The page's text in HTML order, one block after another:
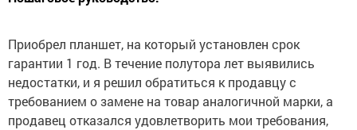
Приобрел планшет, на который установлен срок
гарантии 1 год. В течение полутора лет выявились
недостатки, и я решил обратиться к продавцу с
требованием о замене на товар аналогичной марки, а
продавец отказался удовлетворить мои требования,